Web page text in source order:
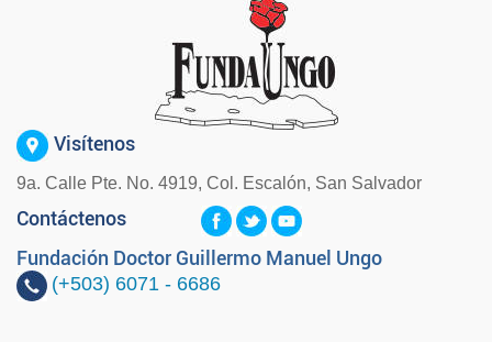
Visítenos
9a. Calle Pte. No. 4919, Col. Escalón, San Salvador
Contáctenos
Fundación Doctor Guillermo Manuel Ungo
(+503) 6071 - 6686